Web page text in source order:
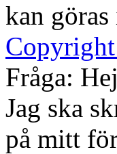
kan göras
Fråga:
Jag ska
på mitt